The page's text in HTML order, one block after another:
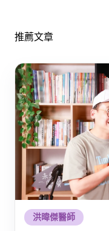
推薦文章
洪暐傑醫師